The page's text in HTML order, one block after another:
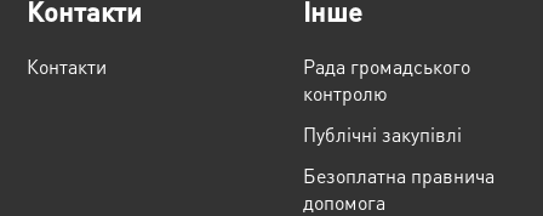
Контакти
Контакти
Інше
Рада громадського
контролю
Публічні закупівлі
Безоплатна правнича
допомога